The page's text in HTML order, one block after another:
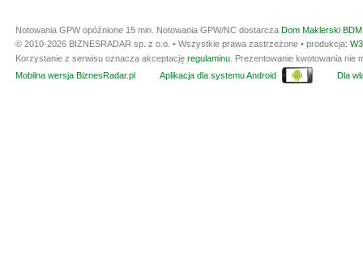
Notowania GPW opóźnione 15 min. Notowania GPW/NC dostarcza Dom Maklerski
© 2010-2026 BIZNESRADAR sp. z o.o. • Wszystkie prawa zastrzeżone • produkcja:
Korzystanie z serwisu oznacza akceptację regulaminu . Prezentowanie kwotowania
Mobilna wersja BiznesRadar.pl
Aplikacja dla systemu Android Dla